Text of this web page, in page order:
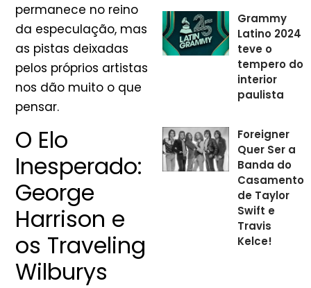
permanece no reino
da especulação, mas
as pistas deixadas
pelos próprios artistas
nos dão muito o que
pensar.
O Elo
Inesperado:
George
Harrison e
os Traveling
Wilburys
Grammy
Latino 2024
teve o
tempero do
interior
paulista
Foreigner
Quer Ser a
Banda do
Casamento
de Taylor
Swift e
Travis
Kelce!